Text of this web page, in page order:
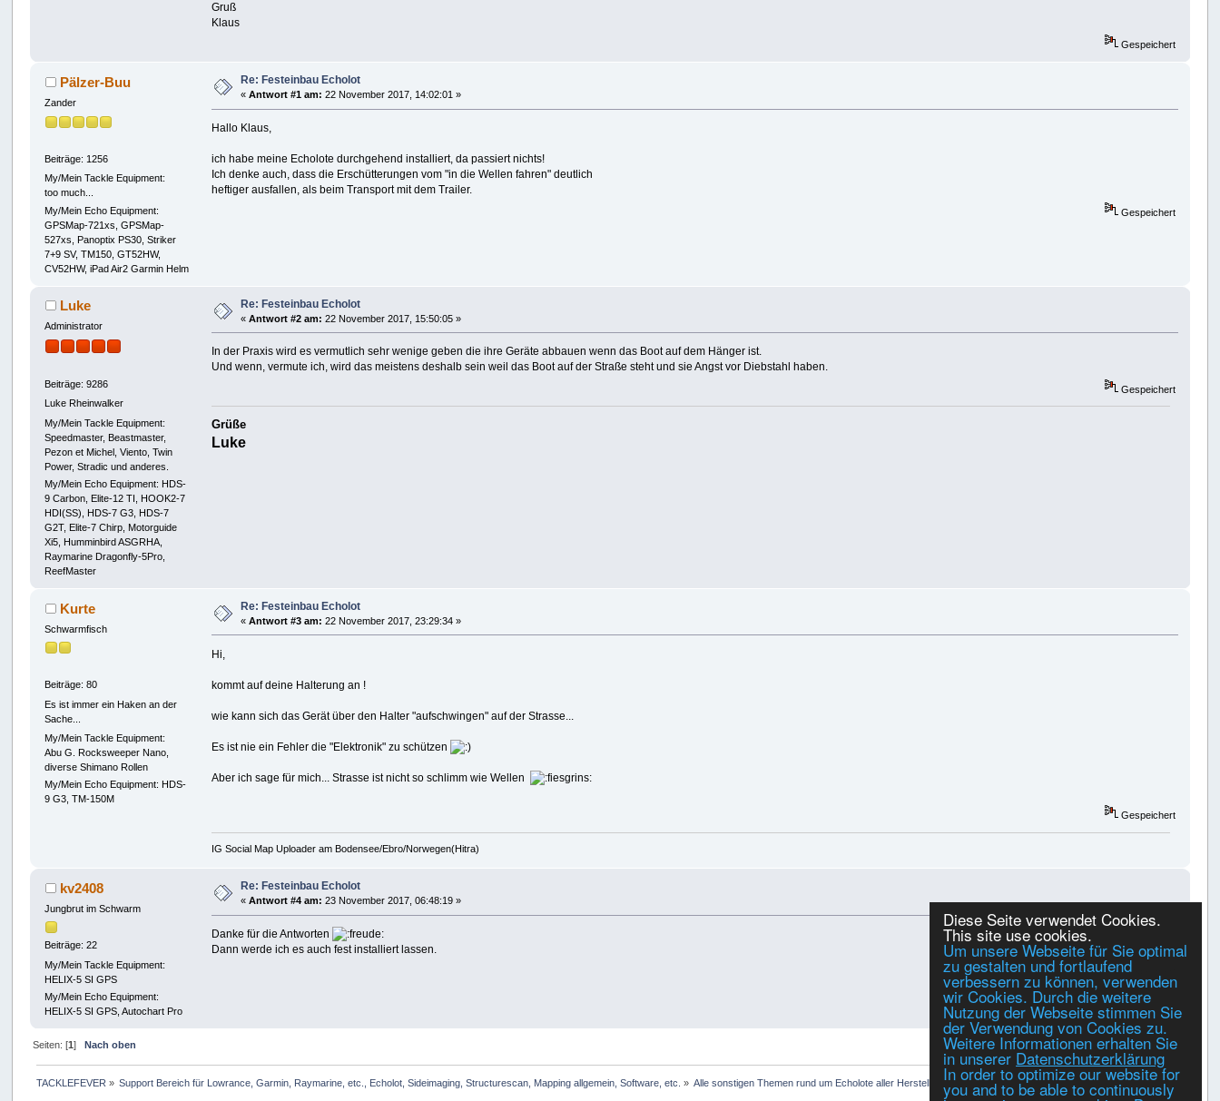
Diese Seite verwendet Cookies.
This site use cookies.
Um unsere Webseite für Sie optimal
zu gestalten und fortlaufend
verbessern zu können, verwenden
wir Cookies. Durch die weitere
Nutzung der Webseite stimmen Sie
der Verwendung von Cookies zu.
Weitere Informationen erhalten Sie
in unserer Datenschutzerklärung
In order to optimize our website for
you and to be able to continuously
Gruß
Klaus
Gespeichert
Pälzer-Buu
Zander
Beiträge: 1256
My/Mein Tackle Equipment:
too much...
My/Mein Echo Equipment:
GPSMap-721xs, GPSMap-
527xs, Panoptix PS30, Striker
7+9 SV, TM150, GT52HW,
CV52HW, iPad Air2 Garmin Helm
Re: Festeinbau Echolot
«Antwort #1 am: 22 November 2017, 14:02:01 »
Hallo Klaus,
ich habe meine Echolote durchgehend installiert, da passiert nichts!
Ich denke auch, dass die Erschütterungen vom "in die Wellen fahren" deutlich
heftiger ausfallen, als beim Transport mit dem Trailer.
Gespeichert
Luke
Administrator
Beiträge: 9286
Luke Rheinwalker
My/Mein Tackle Equipment:
Speedmaster, Beastmaster,
Pezon et Michel, Viento, Twin
Power, Stradic und anderes.
My/Mein Echo Equipment: HDS-
9 Carbon, Elite-12 TI, HOOK2-7
HDI(SS), HDS-7 G3, HDS-7
G2T, Elite-7 Chirp, Motorguide
Xi5, Humminbird ASGRHA,
Raymarine Dragonfly-5Pro,
ReefMaster
Re: Festeinbau Echolot
«Antwort #2 am: 22 November 2017, 15:50:05 »
In der Praxis wird es vermutlich sehr wenige geben die ihre Geräte abbauen wenn das Boot auf dem Hänger ist.
Und wenn, vermute ich, wird das meistens deshalb sein weil das Boot auf der Straße steht und sie Angst vor Diebstahl haben.
Gespeichert
Grüße
Luke
Kurte
Schwarmfisch
Beiträge: 80
Es ist immer ein Haken an der
Sache...
My/Mein Tackle Equipment:
Abu G. Rocksweeper Nano,
diverse Shimano Rollen
My/Mein Echo Equipment: HDS-
9 G3, TM-150M
Re: Festeinbau Echolot
«Antwort #3 am: 22 November 2017, 23:29:34 »
Hi,
kommt auf deine Halterung an !
wie kann sich das Gerät über den Halter "aufschwingen" auf der Strasse...
Es ist nie ein Fehler die "Elektronik" zu schützen
Aber ich sage für mich... Strasse ist nicht so schlimm wie Wellen
Gespeichert
IG Social Map Uploader am Bodensee/Ebro/Norwegen(Hitra)
kv2408
Jungbrut im Schwarm
Beiträge: 22
My/Mein Tackle Equipment:
HELIX-5 SI GPS
My/Mein Echo Equipment:
HELIX-5 SI GPS, Autochart Pro
Re: Festeinbau Echolot
«Antwort #4 am: 23 November 2017, 06:48:19 »
Danke für die Antworten
Dann werde ich es auch fest installiert lassen.
Gespeichert
DRUCKEN
Seiten: [1] Nach oben
TACKLEFEVER » Support Bereich für Lowrance, Garmin, Raymarine, etc., Echolot, Sideimaging, Structurescan, Mapping allgemein, Software, etc. » Alle sonstigen Themen rund um Echolote aller Hersteller » Festeinbau Echolot